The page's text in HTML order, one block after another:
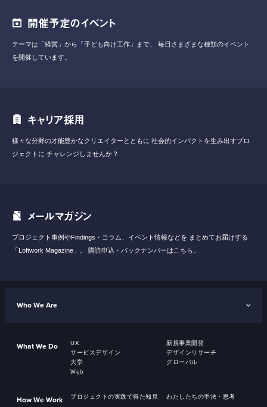
開催予定のイベント
テーマは「経営」から「子ども向け工作」まで、
毎日さまざまな種類のイベント
を開催しています。
キャリア採用
様々な分野の才能豊かなクリエイターとともに 社会的インパクトを生み出すプロ
ジェクトに チャレンジしませんか？
メールマガジン
プロジェクト事例やFindings・コラム、イベント情報などを まとめてお届けする
「Loftwork Magazine」。
購読申込・バックナンバーはこちら。
Who We Are
What We Do UX
新規事業開発
サービスデザイン
デザインリサーチ
大学
グローバル
Web
How We Work プロジェクトの実践で得た知見 わたしたちの手法・思考